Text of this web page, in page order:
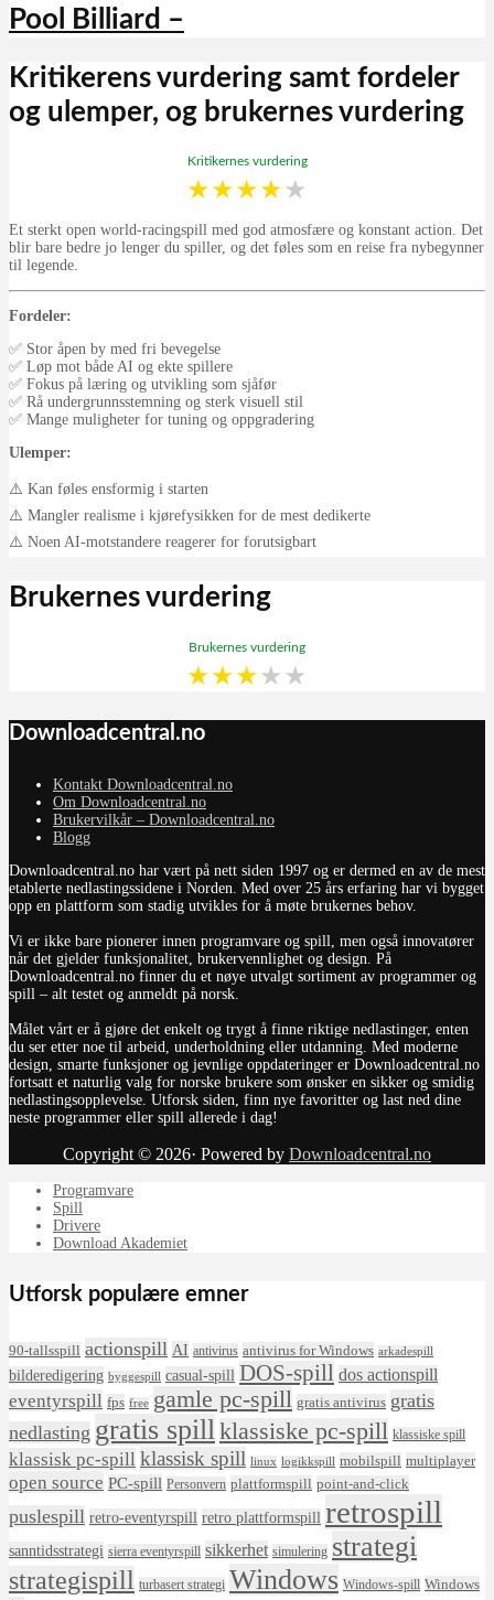
Pool Billiard –
Kritikerens vurdering samt fordeler
og ulemper, og brukernes vurdering
Kritikernes vurdering
★★★★★
Et sterkt open world-racingspill med god atmosfære og konstant action. Det
blir bare bedre jo lenger du spiller, og det føles som en reise fra nybegynner
til legende.
Fordeler:
✅ Stor åpen by med fri bevegelse
✅ Løp mot både AI og ekte spillere
✅ Fokus på læring og utvikling som sjåfør
✅ Rå undergrunnsstemning og sterk visuell stil
✅ Mange muligheter for tuning og oppgradering
Ulemper:
⚠️ Kan føles ensformig i starten
⚠️ Mangler realisme i kjørefysikken for de mest dedikerte
⚠️ Noen AI-motstandere reagerer for forutsigbart
Brukernes vurdering
Brukernes vurdering
★★★★★
Downloadcentral.no
Kontakt Downloadcentral.no
Om Downloadcentral.no
Brukervilkår – Downloadcentral.no
Blogg
Downloadcentral.no har vært på nett siden 1997 og er dermed en av de mest
etablerte nedlastingssidene i Norden. Med over 25 års erfaring har vi bygget
opp en plattform som stadig utvikles for å møte brukernes behov.
Vi er ikke bare pionerer innen programvare og spill, men også innovatører
når det gjelder funksjonalitet, brukervennlighet og design. På
Downloadcentral.no finner du et nøye utvalgt sortiment av programmer og
spill – alt testet og anmeldt på norsk.
Målet vårt er å gjøre det enkelt og trygt å finne riktige nedlastinger, enten
du ser etter noe til arbeid, underholdning eller utdanning. Med moderne
design, smarte funksjoner og jevnlige oppdateringer er Downloadcentral.no
fortsatt et naturlig valg for norske brukere som ønsker en sikker og smidig
nedlastingsopplevelse. Utforsk siden, finn nye favoritter og last ned dine
neste programmer eller spill allerede i dag!
Copyright © 2026· Powered by Downloadcentral.no
Programvare
Spill
Drivere
Download Akademiet
Utforsk populære emner
90-tallsspill actionspill AI antivirus antivirus for Windows arkadespill
bilderedigering byggespill casual-spill DOS-spill dos actionspill
eventyrspill fps free gamle pc-spill gratis antivirus gratis
nedlasting gratis spillklassiske pc-spill klassiske spill
klassisk pc-spill klassisk spill linux logikkspill mobilspill multiplayer
open source PC-spill Personvern plattformspill point-and-click
puslespill retro-eventyrspill retro plattformspill retrospill
sanntidsstrategi sierra eventyrspill sikkerhet simulering strategi
strategispill turbasert strategi Windows Windows-spill Windows